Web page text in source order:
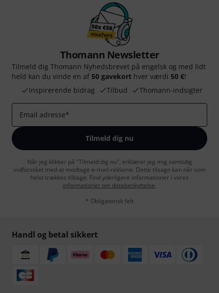
Thomann Newsletter
Tilmeld dig Thomann Nyhedsbrevet på engelsk og med lidt
held kan du vinde en af 50 gavekort hver værdi 50 €!
Inspirerende bidrag
Tilbud Thomann-indsigter
Email adresse*
Tilmeld dig nu
Når jeg klikker på "Tilmeld dig nu", erklærer jeg mig samtidig
indforstået med at modtage e-mail-reklame. Dette tilsagn kan når som
helst trækkes tilbage. Find yderligere informationer i vores
informationer om databeskyttelse.
* Obligatorisk felt
Handl og betal sikkert